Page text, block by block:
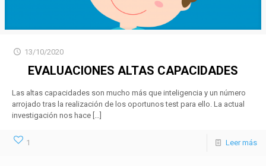
13/10/2020
EVALUACIONES ALTAS CAPACIDADES
Las altas capacidades son mucho más que inteligencia y un número
arrojado tras la realización de los oportunos test para ello. La actual
investigación nos hace […]
1 Leer más